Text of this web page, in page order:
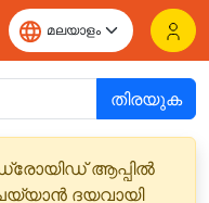
തിരയുക
ആപ്പിൽ
ദയവായി